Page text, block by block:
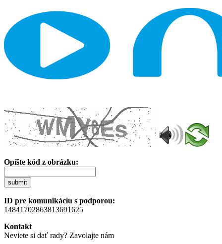
Opíšte kód z obrázku:
submit
ID pre komunikáciu s podporou:
14841702863813691625
Kontakt
Neviete si dať rady? Zavolajte nám